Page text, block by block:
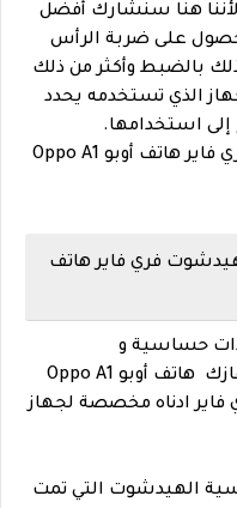
لأننا هنا سنشارك أفضل
على ضربة الرأس
بالضبط وأكثر من ذلك
الذي تستخدمه يحدد
إلى استخدامها.
اليك أفضل إعدادات الحساسية فري فاير هاتف أوبو Oppo A1
فري فاير هاتف
حساسية و
هاتف أوبو Oppo A1
ادناه مخصصة لجهاز
الهيدشوت التي تمت